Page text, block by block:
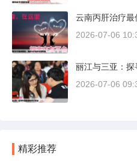
云南丙肝治疗
2026-07-06
丽江与三亚：
2026-07-06
精彩推荐